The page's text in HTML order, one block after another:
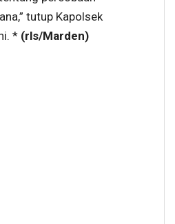
tutup Kapolsek
* (rls/Marden)